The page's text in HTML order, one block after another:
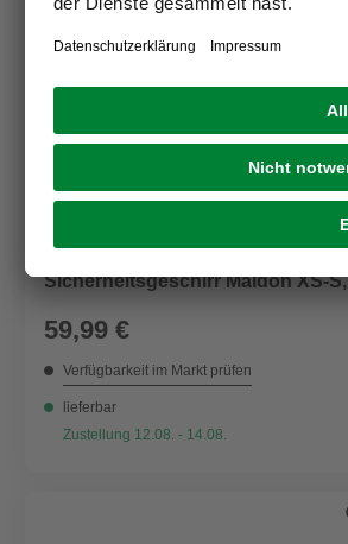
Sicherheitsgeschirr »Maldon«,
Sicherheitsgeschirr Maldon XS-S,
59,99 €
Verfügbarkeit im Markt prüfen
lieferbar
Zustellung 12.08. - 14.08.